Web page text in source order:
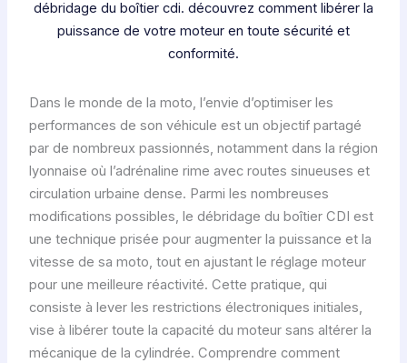
Dans le monde de la moto, l’envie d’optimiser les
performances de son véhicule est un objectif partagé
par de nombreux passionnés, notamment dans la région
lyonnaise où l’adrénaline rime avec routes sinueuses et
circulation urbaine dense. Parmi les nombreuses
modifications possibles, le débridage du boîtier CDI est
une technique prisée pour augmenter la puissance et la
vitesse de sa moto, tout en ajustant le réglage moteur
pour une meilleure réactivité. Cette pratique, qui
consiste à lever les restrictions électroniques initiales,
vise à libérer toute la capacité du moteur sans altérer la
mécanique de la cylindrée. Comprendre comment